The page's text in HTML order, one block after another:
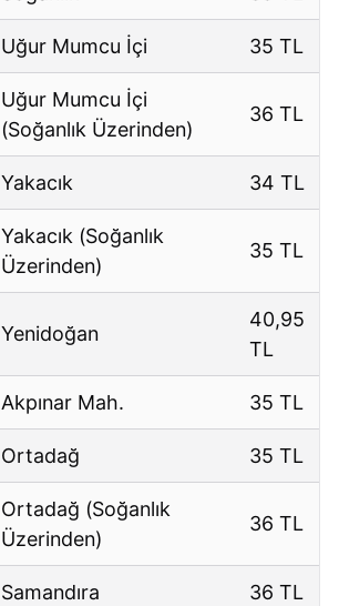
Uğur Mumcu İçi 35 TL
Uğur Mumcu İçi
(Soğanlık Üzerinden)
36 TL
Yakacık 34 TL
Yakacık (Soğanlık
Üzerinden)
35 TL
Yenidoğan
40,95
TL
Akpınar Mah. 35 TL
Ortadağ 35 TL
Ortadağ (Soğanlık
Üzerinden)
36 TL
Samandıra 36 TL